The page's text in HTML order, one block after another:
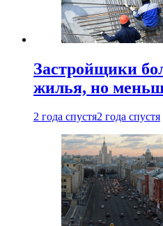
Застройщики
жилья, но
2 года спустя2 года спустя